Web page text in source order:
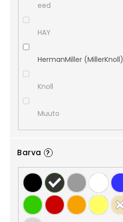
eed
HAY
HermanMiller (MillerKnoll)
Knoll
Muuto
Barva ?